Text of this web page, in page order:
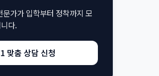
가가 입학부터 정착까지 모
다.
맞춤 상담 신청